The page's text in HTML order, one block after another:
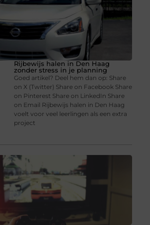
Rijbewijs halen in Den Haag
zonder stress in je planning
Goed artikel? Deel hem dan op: Share
on X (Twitter) Share on Facebook Share
on Pinterest Share on LinkedIn Share
on Email Rijbewijs halen in Den Haag
voelt voor veel leerlingen als een extra
project